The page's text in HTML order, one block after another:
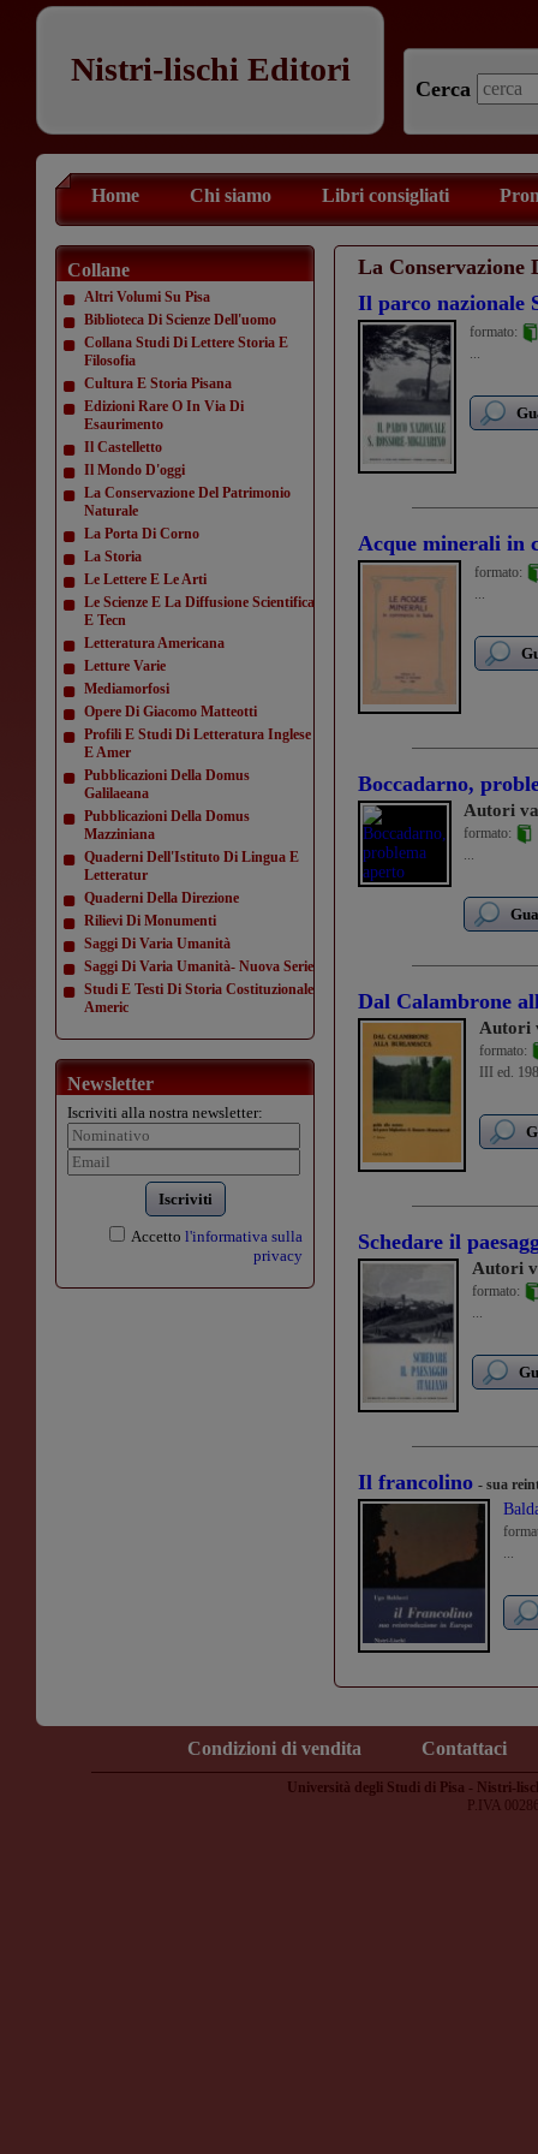
Nistri-lischi Editori
Cerca
Home Chi siamo Libri consigliati
Collane
Altri Volumi Su Pisa
Biblioteca Di Scienze Dell'uomo
Collana Studi Di Lettere Storia E
Filosofia
Cultura E Storia Pisana
Edizioni Rare O In Via Di
Esaurimento
Il Castelletto
Il Mondo D'oggi
La Conservazione Del Patrimonio
Naturale
La Porta Di Corno
La Storia
Le Lettere E Le Arti
Le Scienze E La Diffusione Scientifica
E Tecn
Letteratura Americana
Letture Varie
Mediamorfosi
Opere Di Giacomo Matteotti
Profili E Studi Di Letteratura Inglese
E Amer
Pubblicazioni Della Domus
Galilaeana
Pubblicazioni Della Domus
Mazziniana
Quaderni Dell'Istituto Di Lingua E
Letteratur
Quaderni Della Direzione
Rilievi Di Monumenti
Saggi Di Varia Umanità
Saggi Di Varia Umanità- Nuova Serie
Studi E Testi Di Storia Costituzionale
Americ
Newsletter
Iscriviti alla nostra newsletter:
Iscriviti
Accetto l'informativa sulla
privacy
La Conservazione
Il parco nazionale
formato:
...
Acque minerali in
formato:
...
Boccadarno,
Autori
formato:
...
Dal Calambrone
Autori
formato:
III ed.
Schedare il
Autori
formato:
...
Il francolino - sua
...
Condizioni di vendita Contattaci
Università degli Studi di Pisa - Nistri-
P.IVA